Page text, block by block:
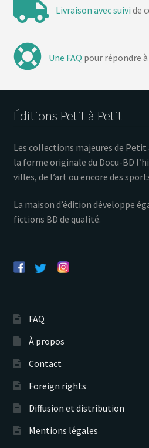
Livraison avec suivi de
Une FAQ pour répondre
Éditions Petit à Petit
Les collections majeures de
la forme originale du Docu-BD
villes, de l’art ou encore des
La maison d’édition développe
fictions BD de qualité.
FAQ
À propos
Contact
Foreign rights
Diffusion et distribution
Mentions légales